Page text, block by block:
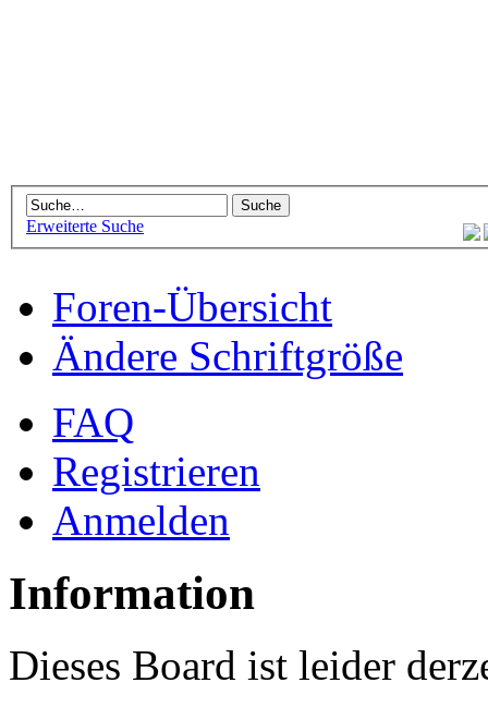
Erweiterte Suche
Foren-Übersicht
Ändere Schriftgröße
FAQ
Registrieren
Anmelden
Information
Dieses Board ist leider